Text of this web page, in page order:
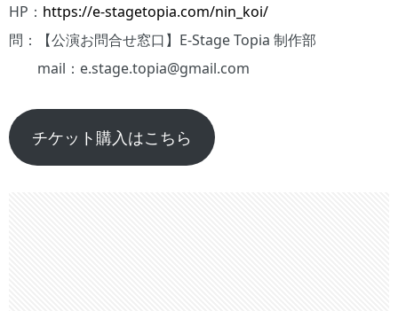
HP： https://e-stagetopia.com/nin_koi/
問：【公演お問合せ窓口】E-Stage Topia 制作部
mail：e.stage.topia@gmail.com
チケット購入はこちら